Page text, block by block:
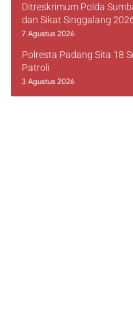
Ditreskrimum Polda
dan Sikat Singgalang
7 Agustus 2026
Polresta Padang Sita 18
Patroli
3 Agustus 2026